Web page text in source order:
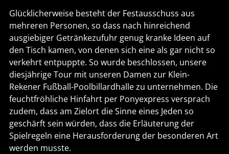
Glücklicherweise besteht der Festausschuss aus
mehreren Personen, so dass nach hinreichend
ausgiebiger Getränkezufuhr genug kranke Ideen auf
den Tisch kamen, von denen sich eine als gar nicht so
verkehrt entpuppte. So wurde beschlossen, unsere
diesjährige Tour mit unseren Damen zur Klein-
Rekener Fußball-Poolbillardhalle zu unternehmen. Die
feuchtfröhliche Hinfahrt per Ponyexpress versprach
zudem, dass am Zielort die Sinne eines Jeden so
geschärft sein würden, dass die Erläuterung der
Spielregeln eine Herausforderung der besonderen Art
werden musste.